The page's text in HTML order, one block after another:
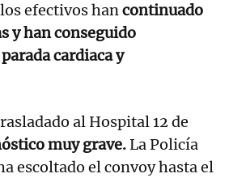
efectivos hancontinuado
y han conseguido
cardiaca y
al Hospital 12 de
muy grave.La Policía
escoltado el convoy hasta el